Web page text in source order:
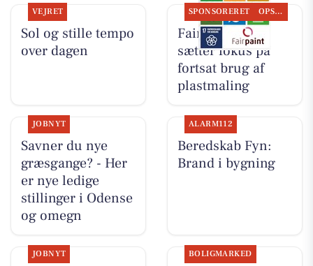
VEJRET
Sol og stille tempo
over dagen
SPONSORERET OPSLAGSTAVLEN
Fairpaint ApS
sætter fokus på
fortsat brug af
plastmaling
JOBNYT
Savner du nye
græsgange? - Her
er nye ledige
stillinger i Odense
og omegn
ALARM112
Beredskab Fyn:
Brand i bygning
JOBNYT BOLIGMARKED